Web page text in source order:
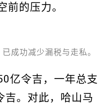
前的压力。
成功减少漏税与走私。
亿令吉，一年总支
吉。对此，哈山马